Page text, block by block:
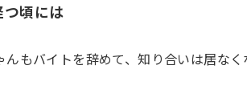
つ頃には
んもバイトを辞めて、知り合いは居なく